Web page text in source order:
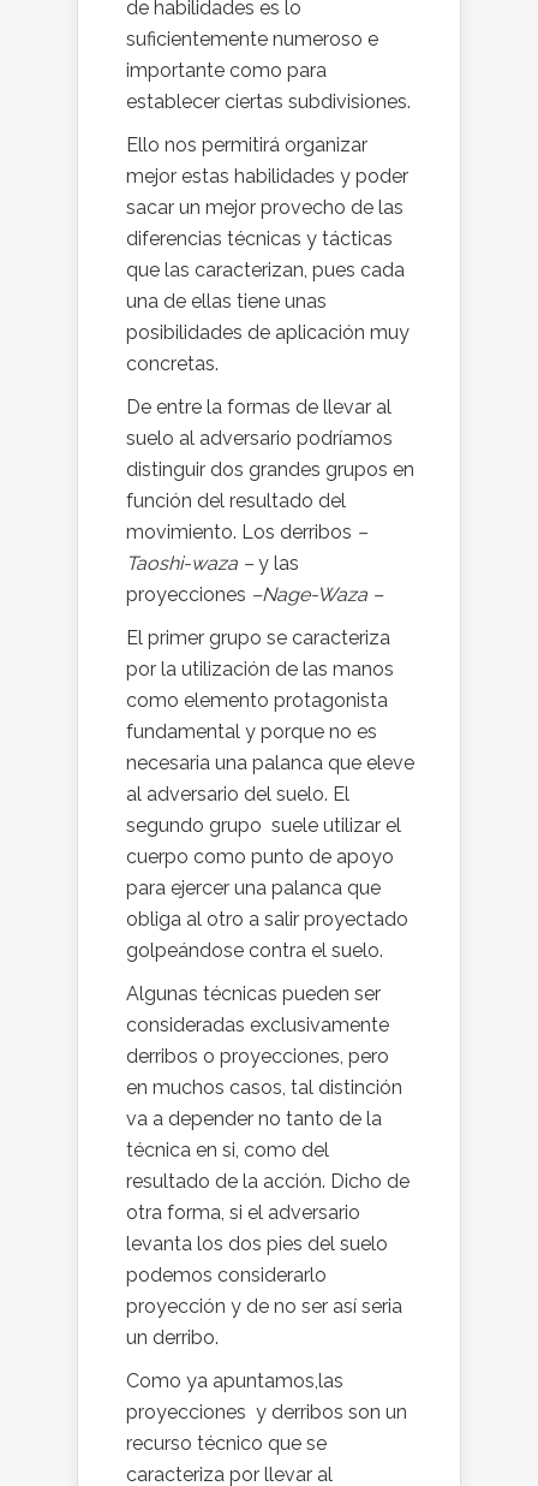
de habilidades es lo
suficientemente numeroso e
importante como para
establecer ciertas subdivisiones.
Ello nos permitirá organizar
mejor estas habilidades y poder
sacar un mejor provecho de las
diferencias técnicas y tácticas
que las caracterizan, pues cada
una de ellas tiene unas
posibilidades de aplicación muy
concretas.
De entre la formas de llevar al
suelo al adversario podríamos
distinguir dos grandes grupos en
función del resultado del
movimiento. Los derribos –
Taoshi-waza –y las
proyecciones –Nage-Waza –
El primer grupo se caracteriza
por la utilización de las manos
como elemento protagonista
fundamental y porque no es
necesaria una palanca que eleve
al adversario del suelo. El
segundo grupo suele utilizar el
cuerpo como punto de apoyo
para ejercer una palanca que
obliga al otro a salir proyectado
golpeándose contra el suelo.
Algunas técnicas pueden ser
consideradas exclusivamente
derribos o proyecciones, pero
en muchos casos, tal distinción
va a depender no tanto de la
técnica en si, como del
resultado de la acción. Dicho de
otra forma, si el adversario
levanta los dos pies del suelo
podemos considerarlo
proyección y de no ser así seria
un derribo.
Como ya apuntamos,las
proyecciones y derribos son un
recurso técnico que se
caracteriza por llevar al